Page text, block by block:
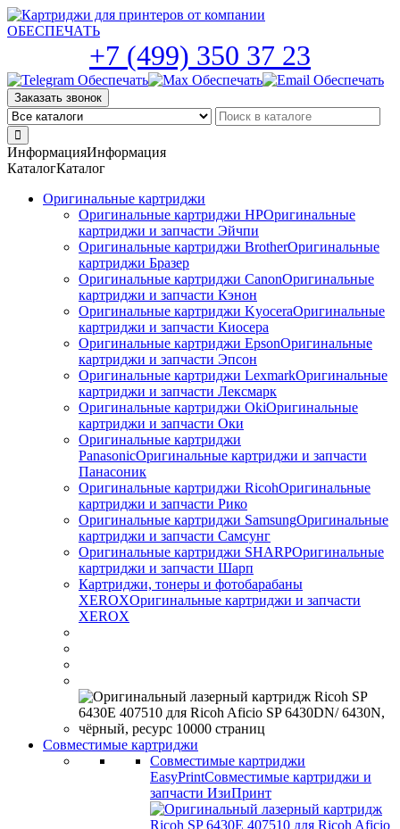
Skip
to
+7 (499) 350 37 23
Заказать звонок
ИнформацияИнформация
КаталогКаталог
Оригинальные картриджи
Оригинальные картриджи HPОригинальные
картриджи и запчасти Эйчпи
Оригинальные картриджи BrotherОригинальные
картриджи Бразер
Оригинальные картриджи CanonОригинальные
картриджи и запчасти Кэнон
Оригинальные картриджи KyoceraОригинальные
картриджи и запчасти Киосера
Оригинальные картриджи EpsonОригинальные
картриджи и запчасти Эпсон
Оригинальные картриджи LexmarkОригинальные
картриджи и запчасти Лексмарк
Оригинальные картриджи ОkiОригинальные
картриджи и запчасти Оки
Оригинальные картриджи
PanasonicОригинальные картриджи и запчасти
Панасоник
Оригинальные картриджи RicohОригинальные
картриджи и запчасти Рико
Оригинальные картриджи SamsungОригинальные
картриджи и запчасти Самсунг
Оригинальные картриджи SHARPОригинальные
картриджи и запчасти Шарп
Картриджи, тонеры и фотобарабаны
XEROXОригинальные картриджи и запчасти
XEROX
Совместимые картриджи
Совместимые картриджи
EasyPrintСовместимые картриджи и
запчасти ИзиПринт